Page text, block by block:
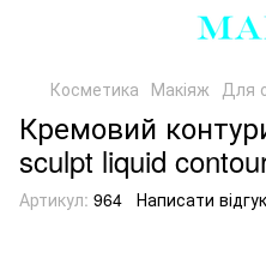
Косметика Макіяж Для
Кремовий
sculpt liquid
Артикул: 964 Написати відгук